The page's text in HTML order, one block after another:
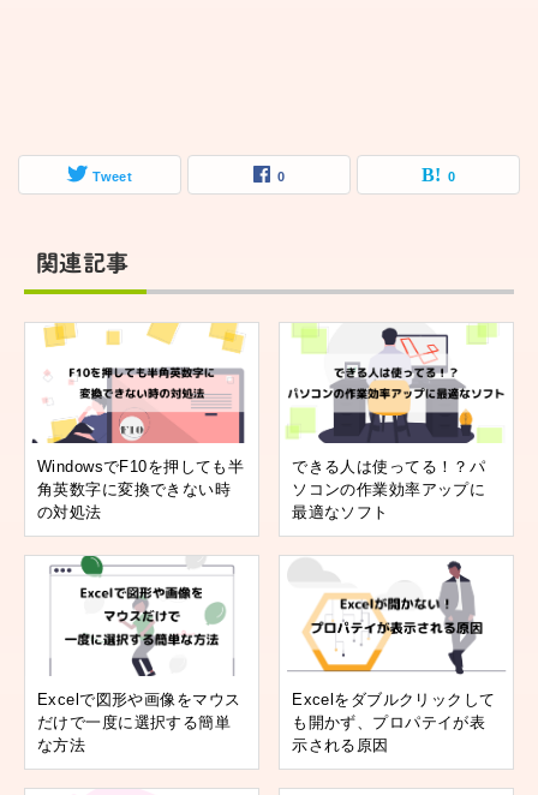
Tweet 0 0
関連記事
WindowsでF10を押しても半
角英数字に変換できない時
の対処法
できる人は使ってる！？パ
ソコンの作業効率アップに
最適なソフト
Excelで図形や画像をマウス
だけで一度に選択する簡単
な方法
Excelをダブルクリックして
も開かず、プロパテイが表
示される原因